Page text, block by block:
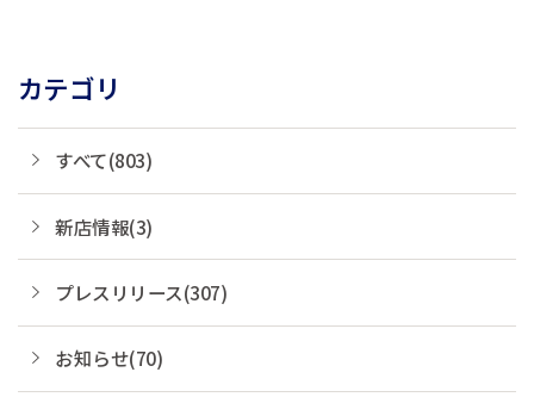
カテゴリ
すべて(803)
新店情報(3)
プレスリリース(307)
お知らせ(70)